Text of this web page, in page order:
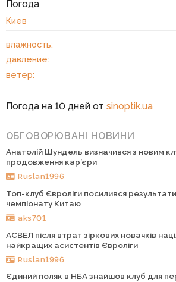
Погода
Киев
влажность:
давление:
ветер:
Погода на 10 дней от sinoptik.ua
ОБГОВОРЮВАНІ НОВИНИ
Анатолій Шундель визначився з новим
продовження кар’єри
Ruslan1996
Топ-клуб Євроліги посилився
чемпіонату Китаю
aks701
АСВЕЛ після втрат зіркових новачків
найкращих асистентів Євроліги
Ruslan1996
Єдиний поляк в НБА знайшов клуб для